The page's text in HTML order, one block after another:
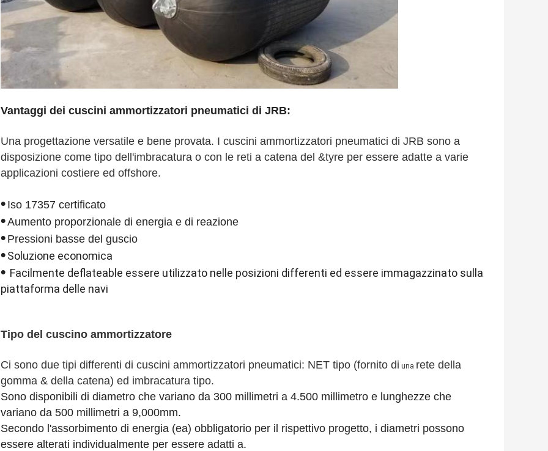
Vantaggi dei cuscini ammortizzatori pneumatici di JRB:
Una progettazione versatile e bene provata. I cuscini ammortizzatori pneumatici di JRB sono a
disposizione come tipo dell'imbracatura o con le reti a catena del &tyre per essere adatte a varie
applicazioni costiere ed offshore.
• Iso 17357 certificato
•Aumento proporzionale di energia e di reazione
• Pressioni basse del guscio
•Soluzione economica
• Facilmente deflateable essere utilizzato nelle posizioni differenti ed essere immagazzinato sulla
piattaforma delle navi
Tipo del cuscino ammortizzatore
Ci sono due tipi differenti di cuscini ammortizzatori pneumatici: NET tipo (fornito di una rete della
gomma & della catena) ed imbracatura tipo.
Sono disponibili di diametro che variano da 300 millimetri a 4.500 millimetro e lunghezze che
variano da 500 millimetri a 9,000mm.
Secondo l'assorbimento di energia (ea) obbligatorio per il rispettivo progetto, i diametri possono
essere alterati individualmente per essere adatti a.